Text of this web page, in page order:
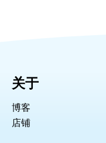
关于
博客
店铺